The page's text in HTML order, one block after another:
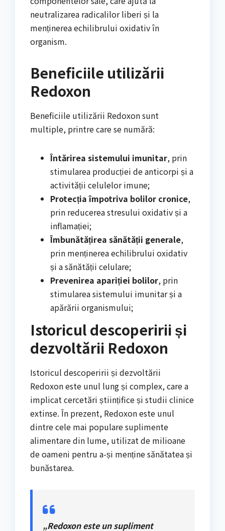
neutralizarea radicalilor liberi și la
menținerea echilibrului oxidativ în
organism.
Beneficiile utilizării
Redoxon
Beneficiile utilizării Redoxon sunt
multiple, printre care se numără:
Întărirea sistemului imunitar, prin
stimularea producției de anticorpi și a
activității celulelor imune;
Protecția împotriva bolilor cronice,
prin reducerea stresului oxidativ și a
inflamației;
Îmbunătățirea sănătății generale,
prin menținerea echilibrului oxidativ
și a sănătății celulare;
Prevenirea apariției bolilor, prin
stimularea sistemului imunitar și a
apărării organismului;
Istoricul descoperirii și
dezvoltării Redoxon
Istoricul descoperirii și dezvoltării
Redoxon este unul lung și complex, care a
implicat cercetări științifice și studii clinice
extinse. În prezent, Redoxon este unul
dintre cele mai populare suplimente
alimentare din lume, utilizat de milioane
de oameni pentru a-și menține sănătatea și
bunăstarea.
„Redoxon este un supliment